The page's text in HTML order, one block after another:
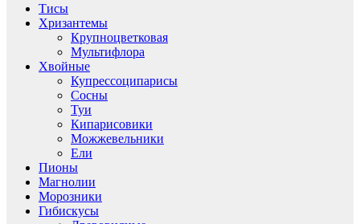
Тисы
Хризантемы
Крупноцветковая
Мультифлора
Хвойные
Купрессоципарисы
Сосны
Туи
Кипарисовики
Можжевельники
Ели
Пионы
Магнолии
Морозники
Гибискусы